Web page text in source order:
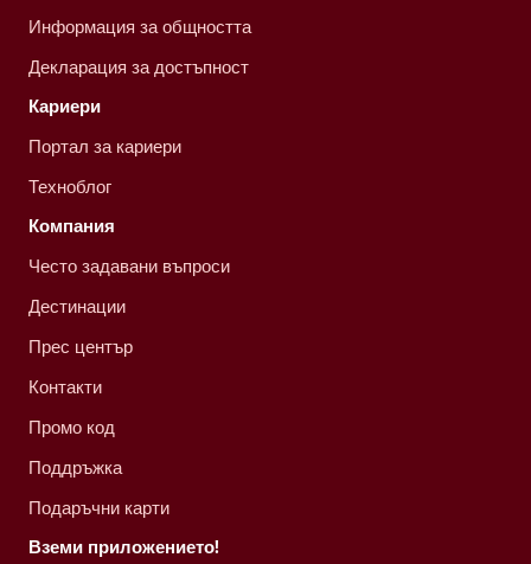
Информация за общността
Декларация за достъпност
Кариери
Портал за кариери
Техноблог
Компания
Често задавани въпроси
Дестинации
Прес център
Контакти
Промо код
Поддръжка
Подаръчни карти
Вземи приложението!